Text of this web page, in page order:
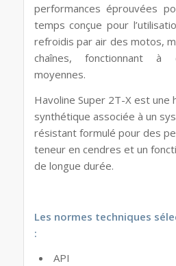
performances éprouvées
temps conçue pour
refroidis par air des motos,
chaînes, fonctionnant à
moyennes.
Havoline Super 2T-X est une
synthétique associée à un
résistant formulé pour des
teneur en cendres et un
de longue durée.
Les normes techniques
:
API